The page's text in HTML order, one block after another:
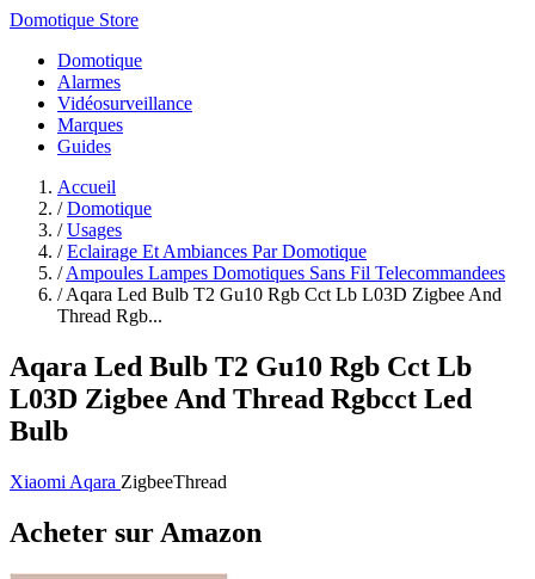
Domotique Store
Domotique
Alarmes
Vidéosurveillance
Marques
Guides
Accueil
/ Domotique
/ Usages
/ Eclairage Et Ambiances Par Domotique
/ Ampoules Lampes Domotiques Sans Fil Telecommandees
/ Aqara Led Bulb T2 Gu10 Rgb Cct Lb L03D Zigbee And
Thread Rgb...
Aqara Led Bulb T2 Gu10 Rgb Cct Lb
L03D Zigbee And Thread Rgbcct Led
Bulb
Xiaomi Aqara ZigbeeThread
Acheter sur Amazon